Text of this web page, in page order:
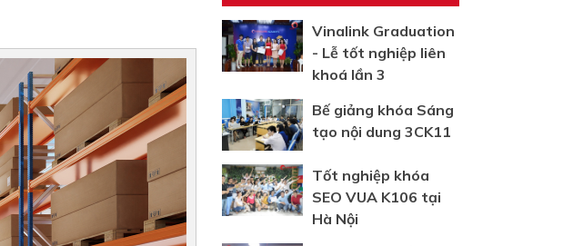
Vinalink Graduation
- Lễ tốt nghiệp liên
khoá lần 3
Bế giảng khóa Sáng
tạo nội dung 3CK11
Tốt nghiệp khóa
SEO VUA K106 tại
Hà Nội